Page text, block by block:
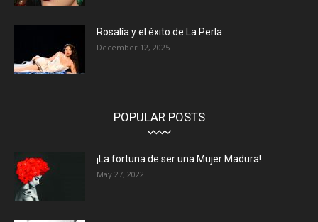
Rosalía y el éxito de La Perla
December 12, 2025
POPULAR POSTS
¡La fortuna de ser una Mujer Madura!
May 27, 2022